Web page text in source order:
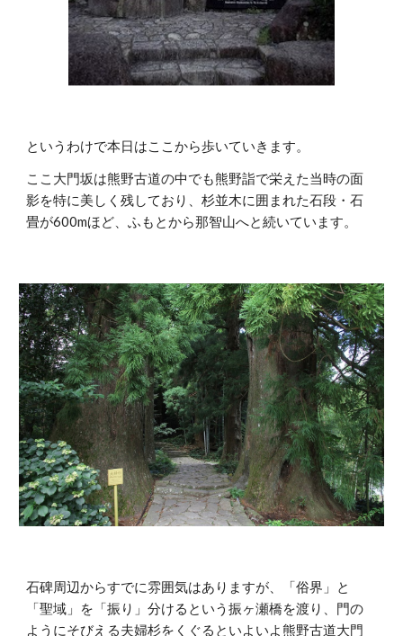
というわけで本日はここから歩いていきます。
ここ大門坂は熊野古道の中でも熊野詣で栄えた当時の面
影を特に美しく残しており、杉並木に囲まれた石段・石
畳が600mほど、ふもとから那智山へと続いています。
石碑周辺からすでに雰囲気はありますが、「俗界」と
「聖域」を「振り」分けるという振ヶ瀬橋を渡り、門の
ようにそびえる夫婦杉をくぐるといよいよ熊野古道大門